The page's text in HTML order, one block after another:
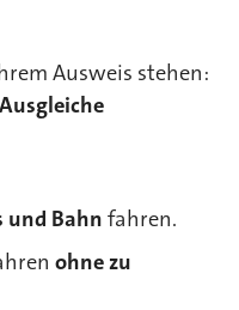
Ausweis stehen:
und Bahn fahren.
ohne zu